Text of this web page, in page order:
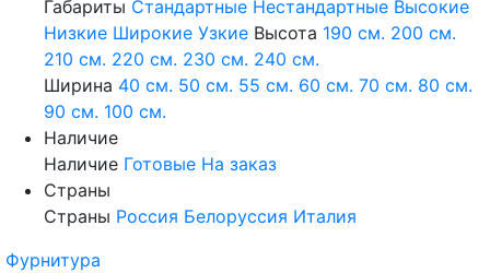
Габариты Стандартные Нестандартные Высокие
Низкие Широкие Узкие Высота 190 см. 200 см.
210 см. 220 см. 230 см. 240 см.
Ширина 40 см. 50 см. 55 см. 60 см. 70 см. 80 см.
90 см. 100 см.
Наличие
Наличие Готовые На заказ
Страны
Страны Россия Белоруссия Италия
Фурнитура